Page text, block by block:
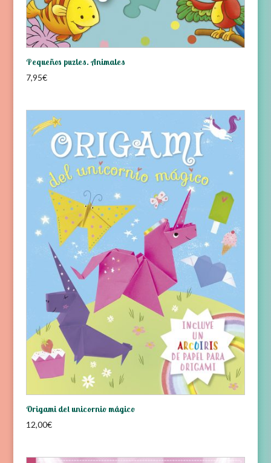
Pequeños puzles. Animales
7,95€
Origami del unicornio mágico
12,00€